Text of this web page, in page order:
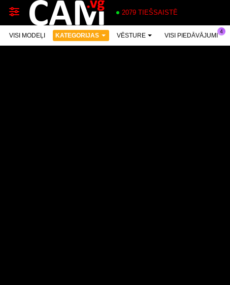
2079 TIEŠSAISTĒ
VISI MODEĻI KATEGORIJAS VĒSTURE VISI PIEDĀVĀJUMI